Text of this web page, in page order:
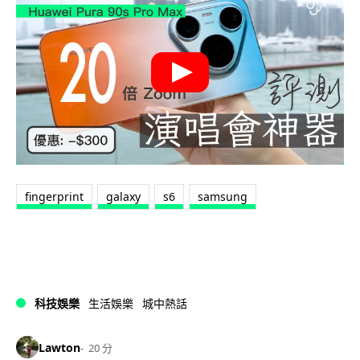
fingerprint galaxy s6 samsung
科技娛樂 生活娛樂 城中熱話
Lawton 20 分